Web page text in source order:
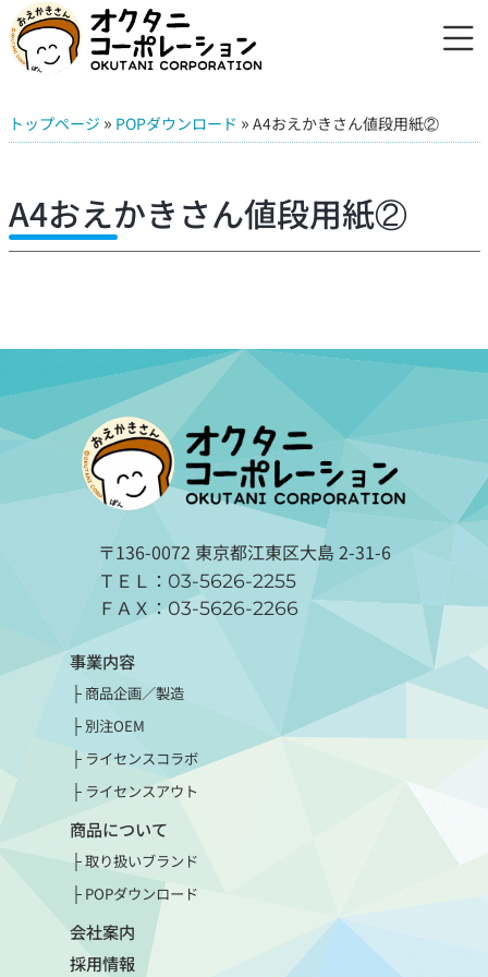
トップページ » POPダウンロード » A4おえかきさん値段用紙②
A4おえかきさん値段用紙②
〒136-0072 東京都江東区大島 2-31-6
ＴＥＬ： 03-5626-2255
ＦＡＸ： 03-5626-2266
事業内容
商品企画／製造
別注OEM
ライセンスコラボ
ライセンスアウト
商品について
取り扱いブランド
POPダウンロード
会社案内
採用情報